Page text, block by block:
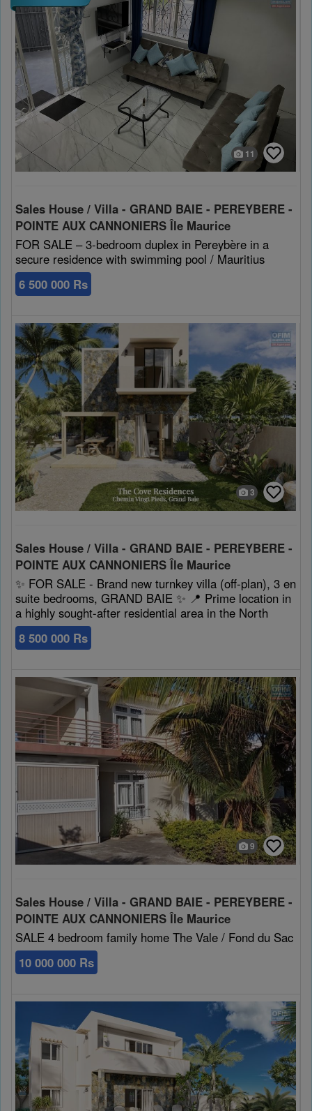
11
Sales House / Villa - GRAND BAIE - PEREYBERE -
POINTE AUX CANNONIERS Île Maurice
FOR SALE – 3-bedroom duplex in Pereybère in a
secure residence with swimming pool / Mauritius
6 500 000 Rs
3
Sales House / Villa - GRAND BAIE - PEREYBERE -
POINTE AUX CANNONIERS Île Maurice
✨ FOR SALE - Brand new turnkey villa (off-plan), 3 en
suite bedrooms, GRAND BAIE ✨ 📍 Prime location in
a highly sought-after residential area in the North
8 500 000 Rs
9
Sales House / Villa - GRAND BAIE - PEREYBERE -
POINTE AUX CANNONIERS Île Maurice
SALE 4 bedroom family home The Vale / Fond du Sac
10 000 000 Rs